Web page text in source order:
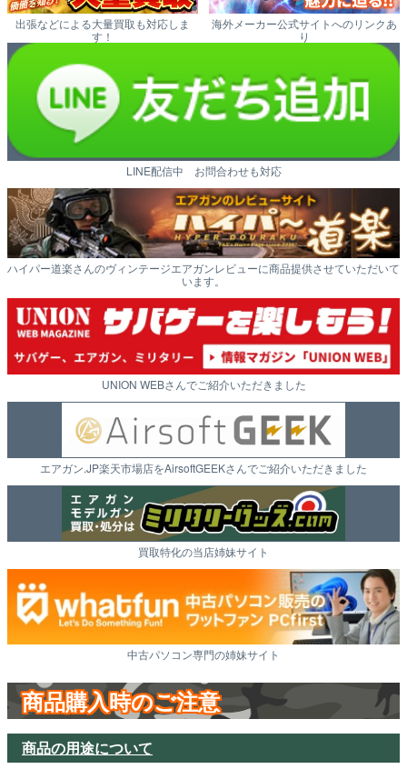
出張などによる大量買取も対応しま
す！
海外メーカー公式サイトへのリンクあ
り
LINE配信中 お問合わせも対応
ハイパー道楽さんのヴィンテージエアガンレビューに商品提供させていただいて
います。
UNION WEBさんでご紹介いただきました
エアガン.JP楽天市場店をAirsoftGEEKさんでご紹介いただきました
買取特化の当店姉妹サイト
中古パソコン専門の姉妹サイト
商品購入時のご注意
商品の用途について